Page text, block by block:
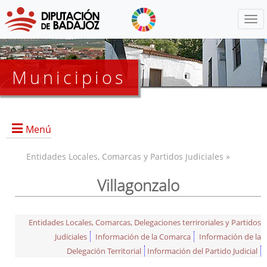
Municipios
Menú
Entidades Locales, Comarcas y Partidos Judiciales »
Villagonzalo
Entidades Locales, Comarcas, Delegaciones terriroriales y Partidos
Judiciales
Información de la Comarca
Información de la
Delegación Territorial
Información del Partido Judicial